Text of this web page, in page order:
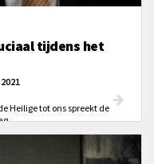
tijdens het
Heilige tot ons spreekt de